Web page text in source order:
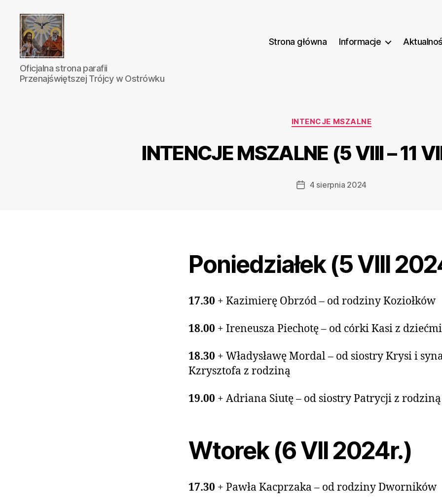
Parafia
Katolicka
Przenajświętszej
Oficjalna strona parafii
Przenajświętszej Trójcy w Ostrówku
Strona główna Informacje
Kategorie
INTENCJE MSZALNE
INTENCJE MSZALNE (5 VIII – 11
Data4 sierpnia 2024
Poniedziałek (5 VIII
17.30 + Kazimierę Obrzód – od rodziny Koziołków
18.00 + Ireneusza Piechotę – od córki Kasi z dziećmi
18.30 + Władysławę Mordal – od siostry Krysi i
Kzrysztofa z rodziną
19.00 + Adriana Siutę – od siostry Patrycji z rodziną
Wtorek (6 VII 2024r.)
17.30 + Pawła Kacprzaka – od rodziny Dworników